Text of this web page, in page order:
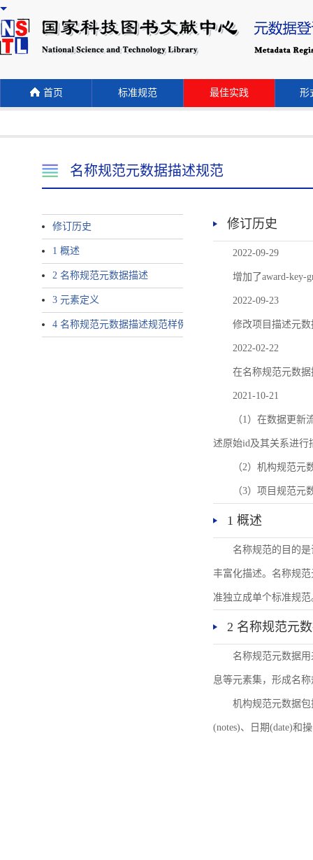
首页 标准规范 最佳实践 形
名称规范元数据描述规范
修订历史
1 概述
2 名称规范元数据描述
3 元素定义
4 名称规范元数据描述规范样例
修订历史
2022-09-29
增加了award-key-
2022-09-23
修改项目描述元
2022-02-22
在名称规范元数
2021-10-21
（1）在数据更
述原始id及其关系进行
（2）机构规范元
（3）项目规范
1 概述
名称规范的目的
丰富化描述。名称规
准独立成单个标准规范
2 名称规范元
名称规范元数据
息等元素集，形成名
机构规范元数据
(notes)、日期(date)和